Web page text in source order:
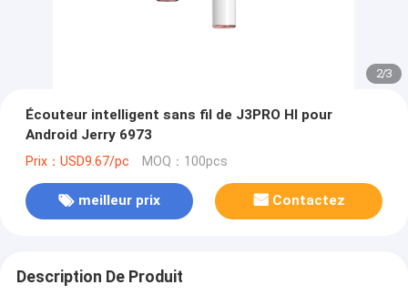
2/3
Écouteur intelligent sans fil de J3PRO HI pour
Android Jerry 6973
Prix：USD9.67/pc MOQ：100pcs
meilleur prix Contactez
Description De Produit